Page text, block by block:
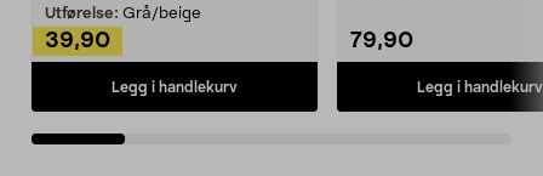
Utførelse: Grå/beige
39,90
Legg i handlekurv
79,90
Legg i handlekurv